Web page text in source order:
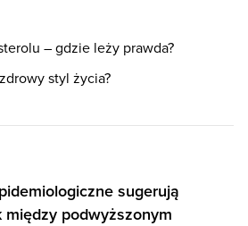
– gdzie leży prawda?
styl życia?
sugerują
podwyższonym